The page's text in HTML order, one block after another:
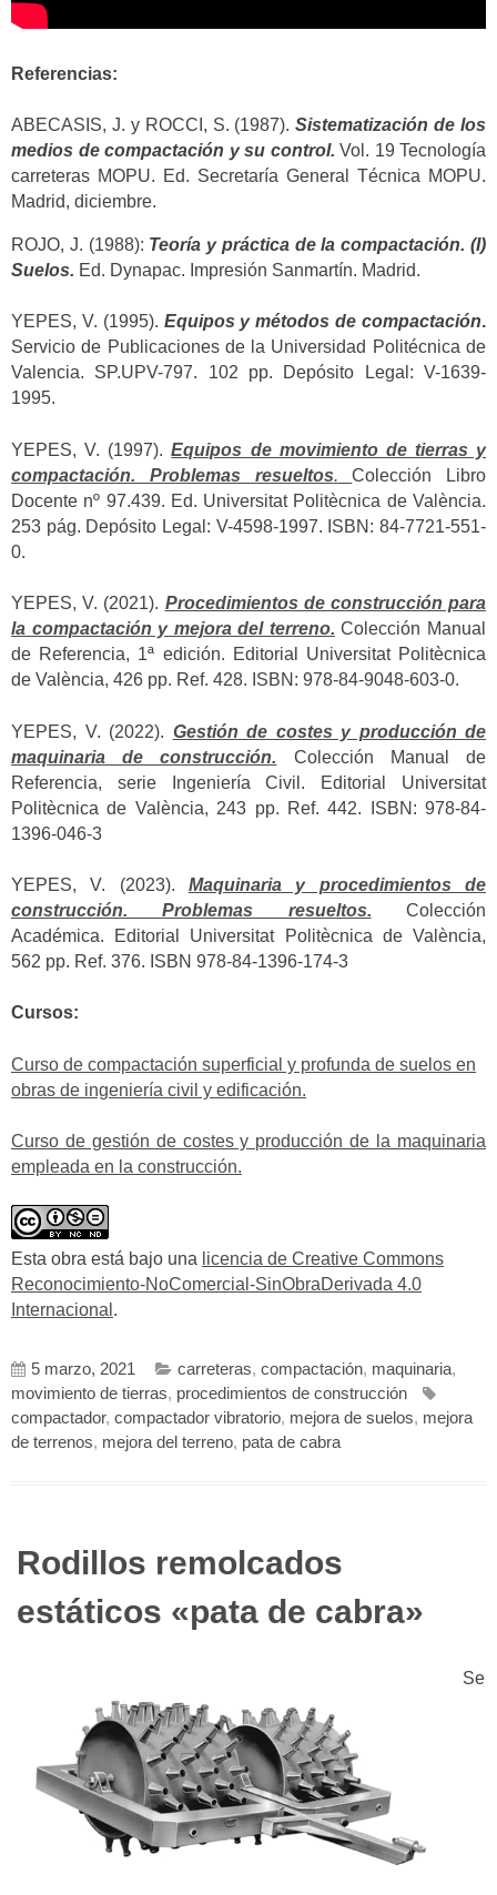
Referencias:
ABECASIS, J. y ROCCI, S. (1987).Sistematización de los
medios de compactación y su control. Vol. 19 Tecnología
carreteras MOPU. Ed. Secretaría General Técnica MOPU.
Madrid, diciembre.
ROJO, J. (1988): Teoría y práctica de la compactación. (I)
Suelos. Ed. Dynapac. Impresión Sanmartín. Madrid.
YEPES, V. (1995). Equipos y métodos de compactación.
Servicio de Publicaciones de la Universidad Politécnica de
Valencia. SP.UPV-797. 102 pp. Depósito Legal: V-1639-
1995.
YEPES, V. (1997).Equipos de movimiento de tierras y
compactación. Problemas resueltos.
Colección Libro
Docente nº 97.439. Ed. Universitat Politècnica de València.
253 pág. Depósito Legal: V-4598-1997. ISBN: 84-7721-551-
0.
YEPES, V. (2021). Procedimientos de construcción para
la compactación y mejora del terreno. Colección Manual
de Referencia, 1ª edición. Editorial Universitat Politècnica
de València, 426 pp. Ref. 428. ISBN: 978-84-9048-603-0.
YEPES, V. (2022). Gestión de costes y producción de
maquinaria de construcción. Colección Manual de
Referencia, serie Ingeniería Civil. Editorial Universitat
Politècnica de València, 243 pp. Ref. 442. ISBN: 978-84-
1396-046-3
YEPES, V. (2023). Maquinaria y procedimientos de
construcción. Problemas resueltos. Colección
Académica. Editorial Universitat Politècnica de València,
562 pp. Ref. 376. ISBN 978-84-1396-174-3
Cursos:
Curso de compactación superficial y profunda de suelos en
obras de ingeniería civil y edificación.
Curso de gestión de costes y producción de la maquinaria
empleada en la construcción.
Esta obra está bajo una licencia de Creative Commons
Reconocimiento-NoComercial-SinObraDerivada 4.0
Internacional .
5 marzo, 2021 carreteras, compactación, maquinaria,
movimiento de tierras, procedimientos de construcción
compactador, compactador vibratorio, mejora de suelos, mejora
de terrenos, mejora del terreno, pata de cabra
Rodillos remolcados
estáticos «pata de cabra»
Se